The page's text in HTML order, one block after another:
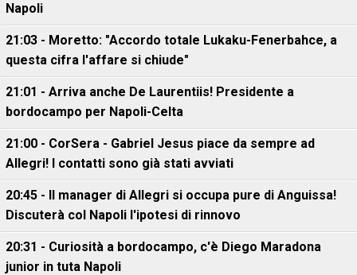
Napoli
21:03 - Moretto: "Accordo totale Lukaku-Fenerbahce, a
questa cifra l'affare si chiude"
21:01 - Arriva anche De Laurentiis! Presidente a
bordocampo per Napoli-Celta
21:00 - CorSera - Gabriel Jesus piace da sempre ad
Allegri! I contatti sono già stati avviati
20:45 - Il manager di Allegri si occupa pure di Anguissa!
Discuterà col Napoli l'ipotesi di rinnovo
20:31 - Curiosità a bordocampo, c'è Diego Maradona
junior in tuta Napoli